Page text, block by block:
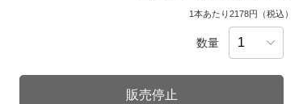
1本あたり2178円（税込）
数量
販売停止